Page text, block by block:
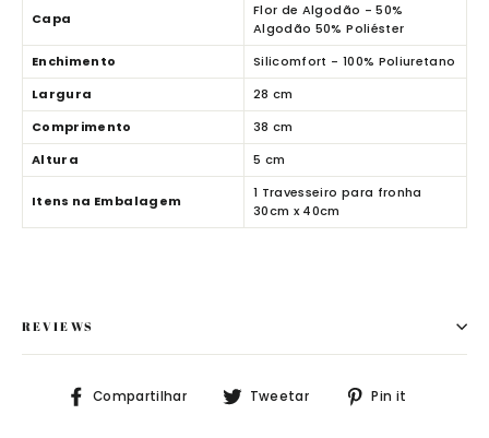
Capa
Flor de Algodão - 50%
Algodão 50% Poliéster
Enchimento
Silicomfort - 100% Poliuretano
Largura
28 cm
Comprimento
38 cm
Altura
5 cm
Itens na Embalagem
1 Travesseiro para fronha
30cm x 40cm
REVIEWS
Compartilhar
Compartilhe
Tweetar
Tuite Pin it